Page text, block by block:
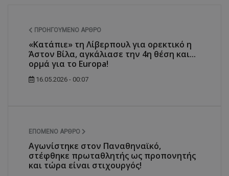
ΠΡΟΗΓΟΎΜΕΝΟ ΆΡΘΡΟ
«Κατάπιε» τη Λίβερπουλ για ορεκτικό η
Άστον Βίλα, αγκάλιασε την 4η θέση και...
ορμά για το Europa!
16.05.2026 - 00:07
ΕΠΌΜΕΝΟ ΆΡΘΡΟ
Αγωνίστηκε στον Παναθηναϊκό,
στέφθηκε πρωταθλητής ως προπονητής
και τώρα είναι στιχουργός!